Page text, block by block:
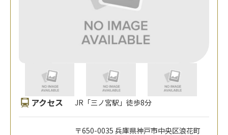
アクセス JR「三ノ宮駅」徒歩8分
〒650-0035 兵庫県神戸市中央区浪花町